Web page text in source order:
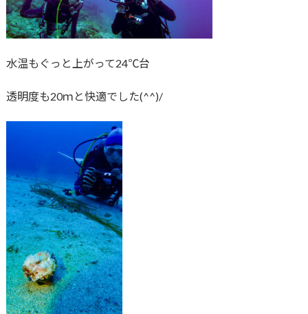
水温もぐっと上がって24℃台
透明度も20ｍと快適でした(^^)/